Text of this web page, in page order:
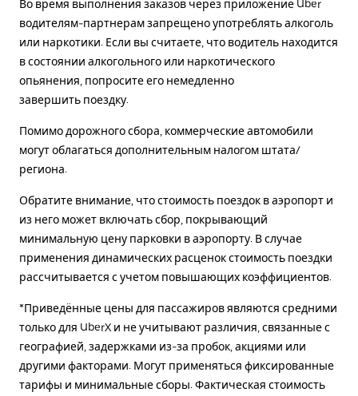
Во время выполнения заказов через приложение Uber
водителям-партнерам запрещено употреблять алкоголь
или наркотики. Если вы считаете, что водитель находится
в состоянии алкогольного или наркотического
опьянения, попросите его немедленно
завершить поездку.
Помимо дорожного сбора, коммерческие автомобили
могут облагаться дополнительным налогом штата/
региона.
Обратите внимание, что стоимость поездок в аэропорт и
из него может включать сбор, покрывающий
минимальную цену парковки в аэропорту. В случае
применения динамических расценок стоимость поездки
рассчитывается с учетом повышающих коэффициентов.
*Приведённые цены для пассажиров являются средними
только для UberX и не учитывают различия, связанные с
географией, задержками из-за пробок, акциями или
другими факторами. Могут применяться фиксированные
тарифы и минимальные сборы. Фактическая стоимость